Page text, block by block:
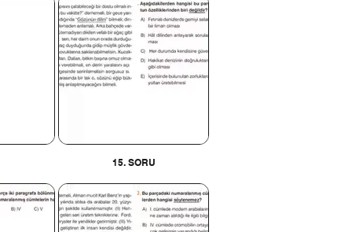
15. SORU